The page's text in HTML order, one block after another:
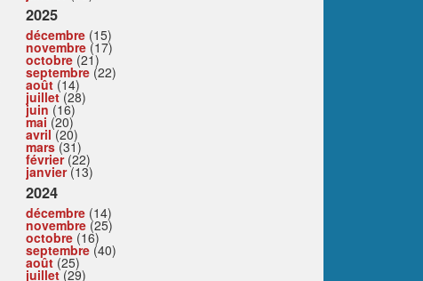
2025
décembre (15)
novembre (17)
octobre (21)
septembre (22)
août (14)
juillet(28)
juin (16)
mai (20)
avril(20)
mars(31)
février(22)
janvier(13)
2024
décembre (14)
novembre (25)
octobre (16)
septembre (40)
août (25)
juillet(29)